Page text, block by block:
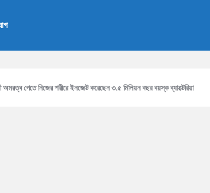
অমরত্ব পেতে নিজের শরীরে ইনজেক্ট করেছেন ৩.৫ মিলিয়ন বছর বয়স্ক ব্যাক্টেরিয়া